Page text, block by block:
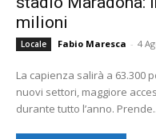
milioni
Locale Fabio Maresca - 4
La capienza salirà a 63.300
nuovi settori, maggiore
durante tutto l’anno.